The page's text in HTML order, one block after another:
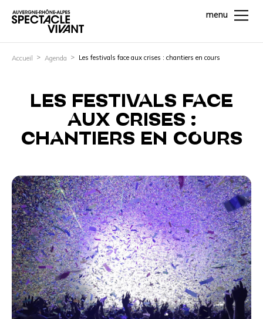
menu
Accueil Agenda Les festivals face aux crises : chantiers en cours
LES FESTIVALS FACE
AUX CRISES :
CHANTIERS EN COURS